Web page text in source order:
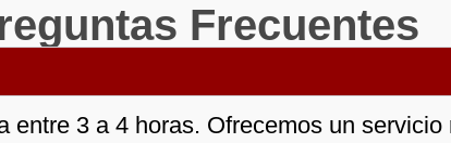
Frecuentes
entre 3 a 4 horas. Ofrecemos un